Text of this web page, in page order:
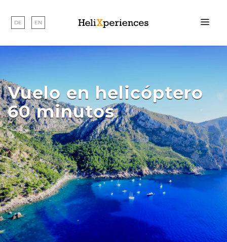
DE EN
Vuelo en helicóptero
60 minutos